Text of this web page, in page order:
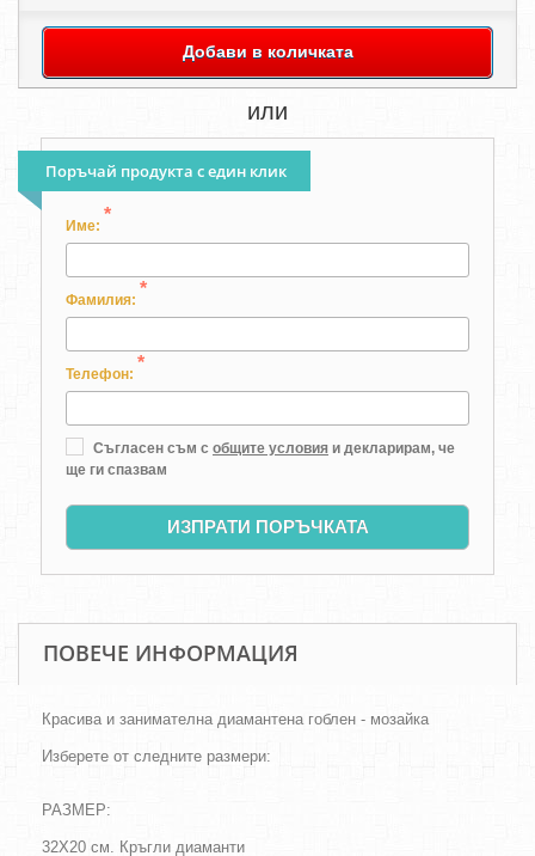
Добави в количката
или
Поръчай продукта с един клик
Име:
*
Фамилия:
*
Телефон:
*
Съгласен съм с общите условия и декларирам, че
ще ги спазвам
ИЗПРАТИ ПОРЪЧКАТА
ПОВЕЧЕ ИНФОРМАЦИЯ
Красива и занимателна диамантена гоблен - мозайка
Изберете от следните размери:
РАЗМЕР:
32Х20 см. Кръгли диаманти